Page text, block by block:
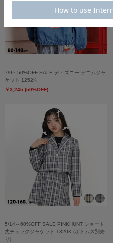
7/9～50%OFF SALE ディズニー デニムジャ
ケット 1252K
￥3,245 (50%OFF)
5/14～60%OFF SALE PINKHUNT ショート
丈チェックジャケット 1320K (ボトムス別売
り)